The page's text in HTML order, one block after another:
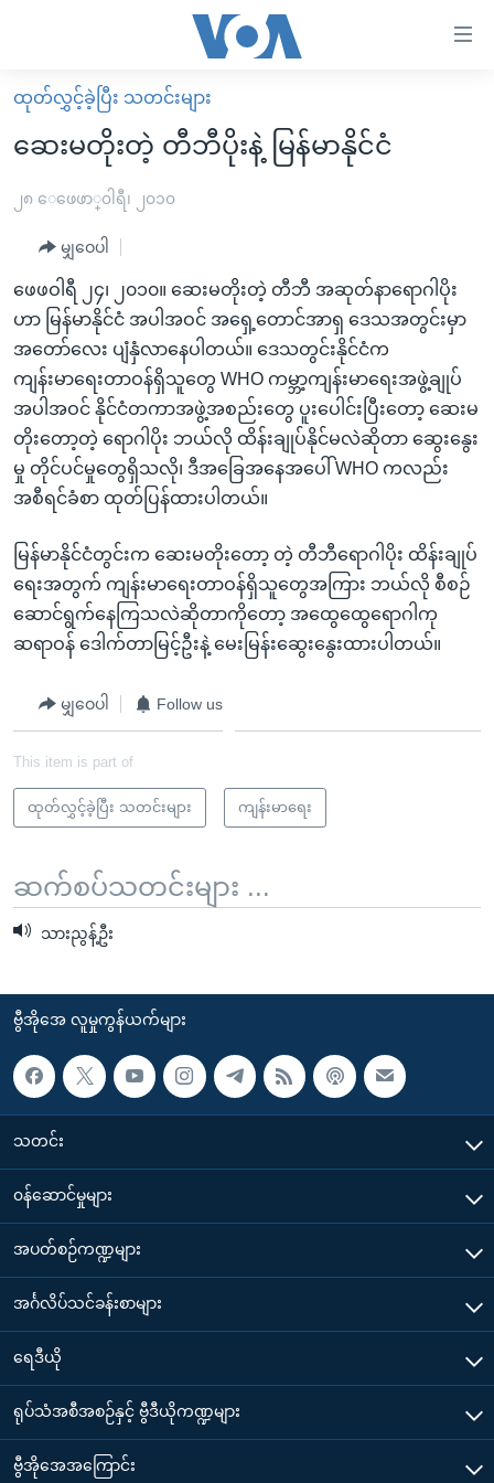
လွယ်ကူ
စေ
Link
များ
ပင်မ
အကြောင်းအရာ
သို့
ကျော်
ကြည့်
ရန်
ပင်မ
အ
စာမျက်နှာ
သို့
ကျော်
ကြည့်
ရှာဖွေ
နေရာ
ကျော်
မူလစာမျက်နှာ
မြန်မာ
ကမ္ဘာ့သတင်းများ
နိုင်ငံတကာ
အမေရိကန်
တရုတ်
အစ္စရေး-ပါလက်စတိုင်း
သတင်းလွတ်လပ်ခွင့်
ရပ်ဝန်းတခု လမ်းတခု အလွန်
အင်္ဂလိပ်စာလေ့လာမယ်
အမေရိကန်သုံးအီဒီယံ
မကြေးမုံရဲ့ အင်္ဂလိပ်စာ
ရုပ်ရှင်ထဲက အင်္ဂလိပ်စာ
သုတပဒေသာ အင်္ဂလိပ်စာ
အပတ်စဉ်ကဏ္ဍများ
ရေဒီယို
တီဗွီ
ရေဒီယိုနှင့်ရုပ်သံ အချက်အလက်များ
ရေဒီယို/တီဗွီအစီအစဉ်
ဗွီအိုအေ လူမှုကွန်ယက်များ
ဘာသာစကားများ
ထုတ်လွှင့်ခဲ့ပြီး သတင်းများ
ဆေးမတိုးတဲ့ တီဘီပိုးနဲ့ မြန်မာနိုင်ငံ
၂၈ ေဖေဖာ္၀ါရီ၊ ၂၀၁၀
မျှဝေပါ
ဖေဖဝါရီ ၂၄၊ ၂၀၁၀။ ဆေးမတိုးတဲ့ တီဘီ အဆုတ်နာရောဂါပိုး
ဟာ မြန်မာနိုင်ငံ အပါအဝင် အရှေ့တောင်အာရှ ဒေသအတွင်းမှာ
အတော်လေး ပျံနှံလာနေပါတယ်။ ဒေသတွင်းနိုင်ငံက
ကျန်းမာရေးတာဝန်ရှိသူတွေ WHO ကမ္ဘာ့ကျန်းမာရေးအဖွဲ့ချုပ်
အပါအဝင် နိုင်ငံတကာအဖွဲ့အစည်းတွေ ပူးပေါင်းပြီးတော့ ဆေးမ
တိုးတော့တဲ့ ရောဂါပိုး ဘယ်လို ထိန်းချုပ်နိုင်မလဲဆိုတာ ဆွေးနွေး
မှု တိုင်ပင်မှုတွေရှိသလို၊ ဒီအခြေအနေအပေါ် WHO ကလည်း
အစီရင်ခံစာ ထုတ်ပြန်ထားပါတယ်။
မြန်မာနိုင်ငံတွင်းက ဆေးမတိုးတော့ တဲ့ တီဘီရောဂါပိုး ထိန်းချုပ်
ရေးအတွက် ကျန်းမာရေးတာဝန်ရှိသူတွေအကြား ဘယ်လို စီစဉ်
ဆောင်ရွက်နေကြသလဲဆိုတာကိုတော့ အထွေထွေရောဂါကု
ဆရာဝန် ဒေါက်တာမြင့်ဦးနဲ့ မေးမြန်းဆွေးနွေးထားပါတယ်။
မျှဝေပါ Follow us
This item is part of
ထုတ်လွှင့်ခဲ့ပြီး သတင်းများ ကျန်းမာရေး
ဆက်စပ်သတင်းများ ...
သားညွန့်ဦး
ဗွီအိုအေ လူမှုကွန်ယက်များ
သတင်း
၀န်ဆောင်မှုများ
အပတ်စဉ်ကဏ္ဍများ
အင်္ဂလိပ်သင်ခန်းစာများ
ရေဒီယို
ရုပ်သံအစီအစဉ်နှင့် ဗွီဒီယိုကဏ္ဍများ
ဗွီအိုအေအကြောင်း